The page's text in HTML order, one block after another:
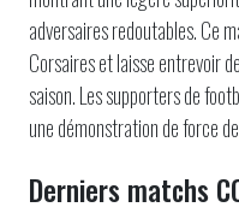
adversaires redoutables. Ce
Corsaires et laisse entrevoir
saison. Les supporters de
une démonstration de force
Derniers matchs